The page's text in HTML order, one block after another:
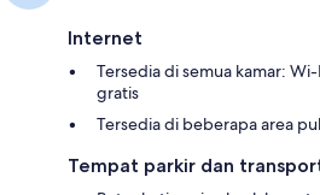
Internet
Tersedia di semua kamar:
gratis
Tersedia di beberapa area
Tempat parkir dan